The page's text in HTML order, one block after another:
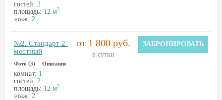
гостей: 2
площадь: 12 м2
этаж: 2
№2. Стандарт 2-
местный
Фото (3) Описание
комнат: 1
гостей: 2
площадь: 12 м2
этаж: 2
от 1 800 руб.
в сутки
ЗАБРОНИРОВАТЬ